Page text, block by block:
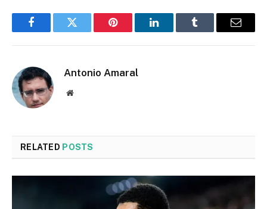
FacebookTwitter Pinterest LinkedInTumblr Email
Antonio Amaral
Website
RELATED POSTS